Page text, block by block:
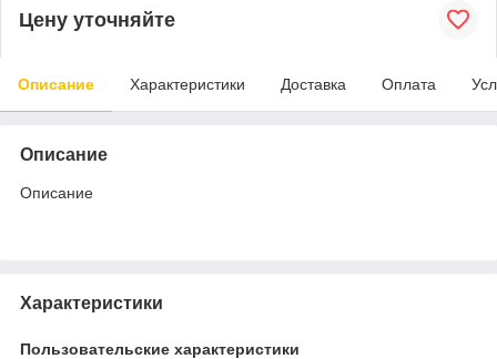
Цену уточняйте
Описание Характеристики Доставка Оплата
Описание
Описание
Характеристики
Пользовательские характеристики